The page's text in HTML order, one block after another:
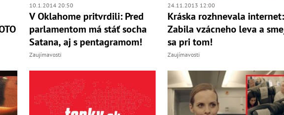
10.1.2014 20:50
V Oklahome pritvrdili: Pred
parlamentom má stáť socha
Satana, aj s pentagramom!
Zaujímavosti
24.11.2013 12:00
Kráska rozhnevala internet:
Zabila vzácneho leva a
sa pri tom!
Zaujímavosti